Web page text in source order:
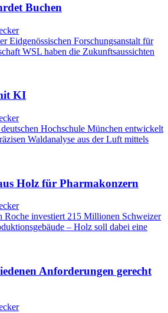
Buchen
Eidgenössischen Forschungsanstalt für
WSL haben die Zukunftsaussichten
KI
Hochschule München entwickelt
Waldanalyse aus der Luft mittels
Holz für Pharmakonzern
Roche investiert 215 Millionen Schweizer
– Holz soll dabei eine
Anforderungen gerecht